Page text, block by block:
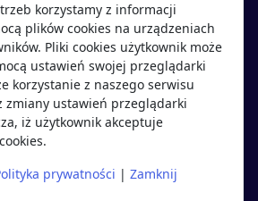
Pracodawcy
Regulamin pracodawcy
Dodaj ogłoszenie
korzystamy z informacji
plików cookies na urządzeniach
Pliki cookies użytkownik może
ustawień swojej przeglądarki
korzystanie z naszego serwisu
zmiany ustawień przeglądarki
iż użytkownik akceptuje
prywatności | Zamknij